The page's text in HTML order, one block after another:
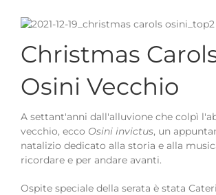
Christmas
Osini Vecchio
A settant'anni dall'alluvione che colpì
vecchio, ecco Osini invictus, un
natalizio dedicato alla storia e alla
ricordare e per andare avanti.
Ospite speciale della serata è stata